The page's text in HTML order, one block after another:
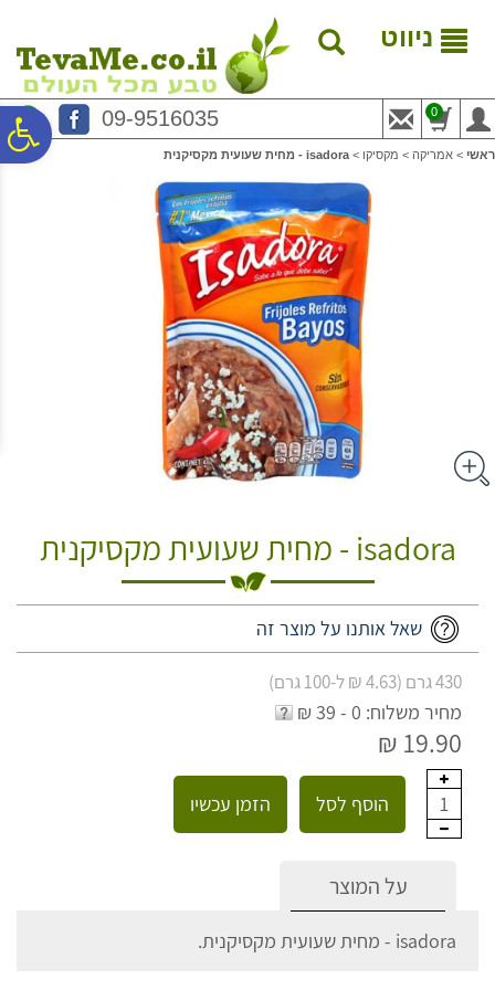
נגישות
המרכזי
ניווט
09-9516035 0
ראשי > אמריקה > מקסיקו > isadora - מחית שעועית מקסיקנית
isadora - מחית שעועית מקסיקנית
שאל אותנו על מוצר זה
430 גרם (4.63 ₪ ל-100 גרם)
מחיר משלוח: 0 - 39 ₪
19.90 ₪
1 הוסף לסל הזמן עכשיו
על המוצר
isadora - מחית שעועית מקסיקנית.